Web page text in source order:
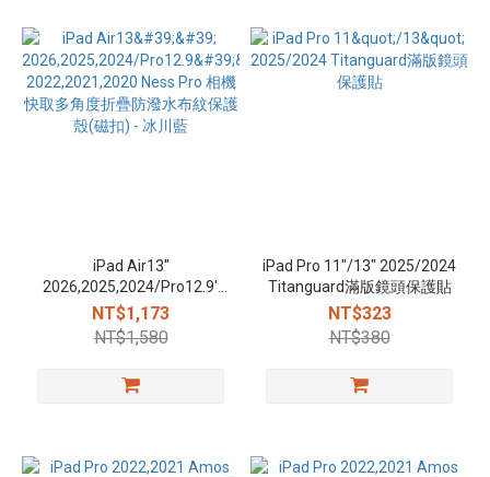
iPad Air13''
2026,2025,2024/Pro12.9''
2022,2021,2020 Ness Pro 相
機快取多角度折疊防潑水布
紋保護殼(磁扣) - 冰川藍
NT$1,173
NT$1,580
iPad Pro 11"/13" 2025/2024
Titanguard滿版鏡頭保護貼
NT$323
NT$380